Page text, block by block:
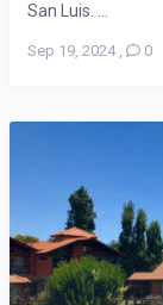
San Luis. ...
Sep 19, 2024, 0